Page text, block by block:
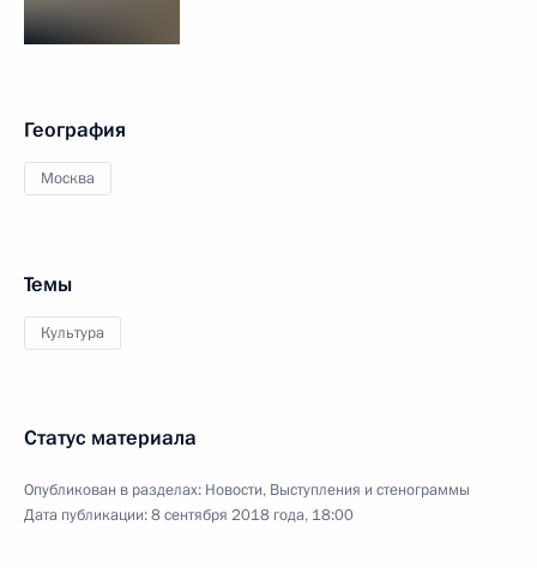
География
Москва
Темы
Культура
Статус материала
Опубликован в разделах: Новости, Выступления и стенограммы
Дата публикации:8 сентября 2018 года, 18:00